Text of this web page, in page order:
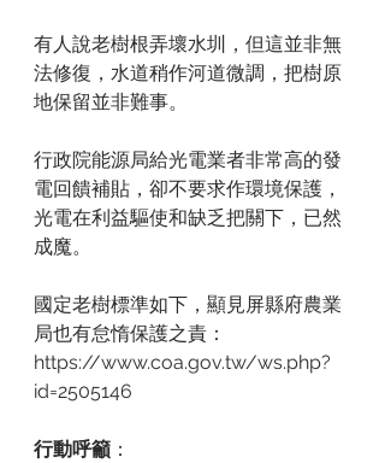
有人說老樹根弄壞水圳，但這並非無
法修復，水道稍作河道微調，把樹原
地保留並非難事。
行政院能源局給光電業者非常高的發
電回饋補貼，卻不要求作環境保護，
光電在利益驅使和缺乏把關下，已然
成魔。
國定老樹標準如下，顯見屏縣府農業
局也有怠惰保護之責：
https://www.coa.gov.tw/ws.php?
id=2505146
行動呼籲 ：